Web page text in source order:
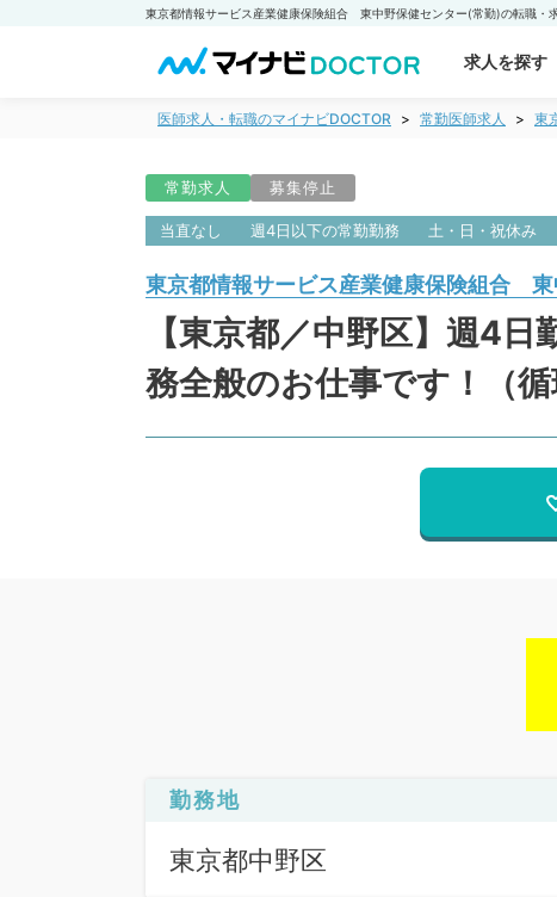
求人を探す
医師求人・転職のマイナビDOCTOR 常勤医師求人 東
常勤求人 募集停止
当直なし 週4日以下の常勤勤務 土・日・祝休み
東京都情報サービス産業健康保険組合 東
【東京都／中野区】週4
務全般のお仕事です！（循
勤務地
東京都中野区